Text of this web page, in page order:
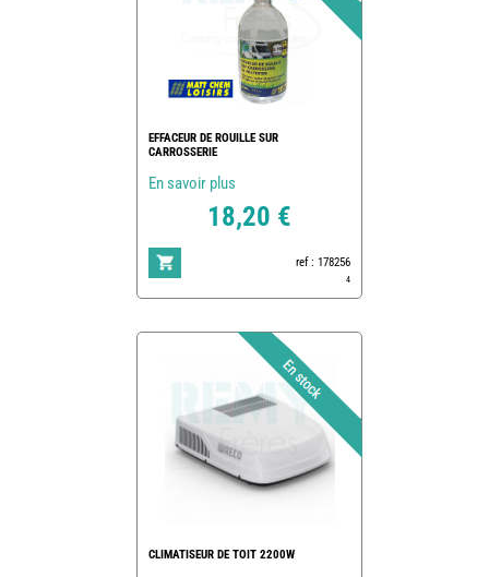
EFFACEUR DE ROUILLE SUR
CARROSSERIE
En savoir plus
18,20 €
ref : 178256
4
CLIMATISEUR DE TOIT 2200W